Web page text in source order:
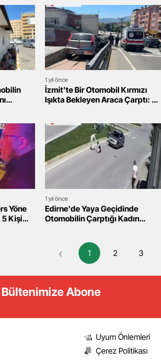
1 yıl önce
İzmit'te Bir Otomobil Kırmızı
Işıkta Bekleyen Araca Çarptı: 5
Yöne
5 Kişi
1 yıl önce
Edirne'de Yaya Geçidinde
Otomobilin Çarptığı Kadın
‹ 1 2 3
Bültenimize Abone
Uyum Önlemleri
Çerez Politikası